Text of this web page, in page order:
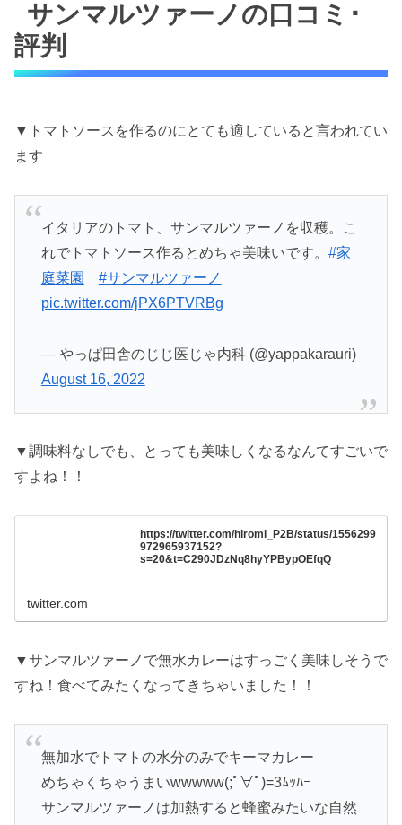
サンマルツァーノの口コミ･
評判
▼トマトソースを作るのにとても適していると言われてい
ます
イタリアのトマト、サンマルツァーノを収穫。こ
れでトマトソース作るとめちゃ美味いです。 #家
庭菜園
#サンマルツァーノ
pic.twitter.com/jPX6PTVRBg
— やっぱ田舎のじじ医じゃ内科 (@yappakarauri)
August 16, 2022
▼調味料なしでも、とっても美味しくなるなんてすごいで
すよね！！
https://twitter.com/hiromi_P2B/status/1556299
972965937152?
s=20&t=C290JDzNq8hyYPBypOEfqQ
twitter.com
▼サンマルツァーノで無水カレーはすっごく美味しそうで
すね！食べてみたくなってきちゃいました！！
無加水でトマトの水分のみでキーマカレー
めちゃくちゃうまいwwwww(;ﾟ∀ﾟ)=3ﾑｯﾊｰ
サンマルツァーノは加熱すると蜂蜜みたいな自然